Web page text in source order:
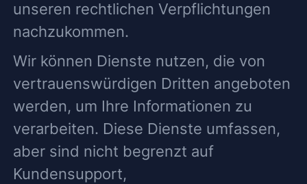
unseren rechtlichen Verpflichtungen
nachzukommen.
Wir können Dienste nutzen, die von
vertrauenswürdigen Dritten angeboten
werden, um Ihre Informationen zu
verarbeiten. Diese Dienste umfassen,
aber sind nicht begrenzt auf
Kundensupport,